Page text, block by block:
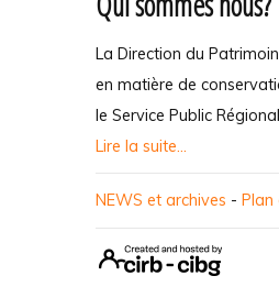
La Direction du
en matière de
le Service Public
Lire la suite...
NEWS et archives - Plan